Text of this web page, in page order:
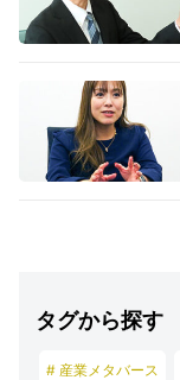
タグから探す
# 産業メタバース